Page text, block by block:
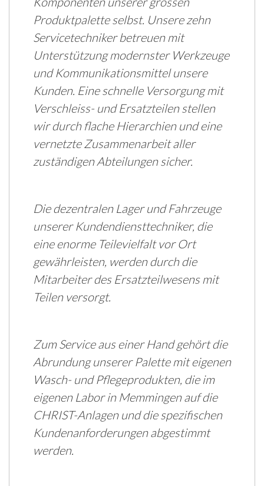
Produktpalette selbst. Unsere zehn
Servicetechniker betreuen mit
Unterstützung modernster Werkzeuge
und Kommunikationsmittel unsere
Kunden. Eine schnelle Versorgung mit
Verschleiss- und Ersatzteilen stellen
wir durch flache Hierarchien und eine
vernetzte Zusammenarbeit aller
zuständigen Abteilungen sicher.
Die dezentralen Lager und Fahrzeuge
unserer Kundendiensttechniker, die
eine enorme Teilevielfalt vor Ort
gewährleisten, werden durch die
Mitarbeiter des Ersatzteilwesens mit
Teilen versorgt.
Zum Service aus einer Hand gehört die
Abrundung unserer Palette mit eigenen
Wasch- und Pflegeprodukten, die im
eigenen Labor in Memmingen auf die
CHRIST-Anlagen und die spezifischen
Kundenanforderungen abgestimmt
werden.